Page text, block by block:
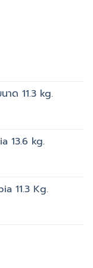
าด 11.3 kg.
฿.
13.6 kg.
11.3 Kg.